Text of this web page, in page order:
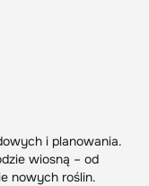
i planowania.
wiosną – od
nowych roślin.